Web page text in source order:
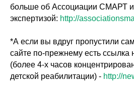
больше об Ассоциации СМАРТ и
экспертизой: http://
*А если вы вдруг пропустили
сайте по-прежнему есть ссылка
(более 4-х часов
детской реабилитации) - http://